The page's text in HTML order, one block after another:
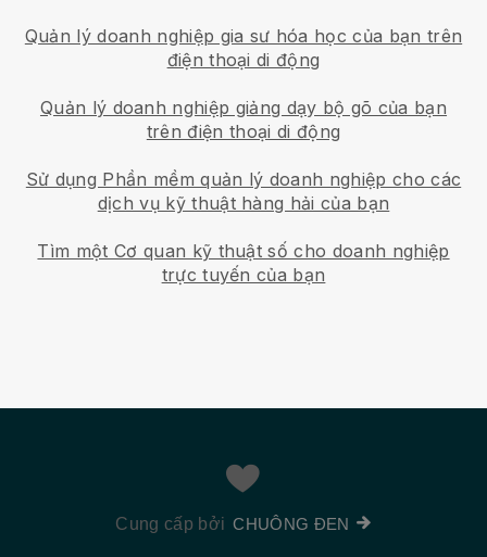
Quản lý doanh nghiệp gia sư hóa học của bạn trên
điện thoại di động
Quản lý doanh nghiệp giảng dạy bộ gõ của bạn
trên điện thoại di động
Sử dụng Phần mềm quản lý doanh nghiệp cho các
dịch vụ kỹ thuật hàng hải của bạn
Tìm một Cơ quan kỹ thuật số cho doanh nghiệp
trực tuyến của bạn
Cung cấp bởi CHUÔNG ĐEN